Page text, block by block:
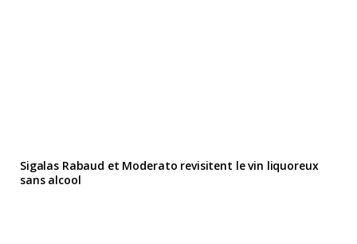
Sigalas Rabaud et Moderato revisitent le vin liquoreux
sans alcool